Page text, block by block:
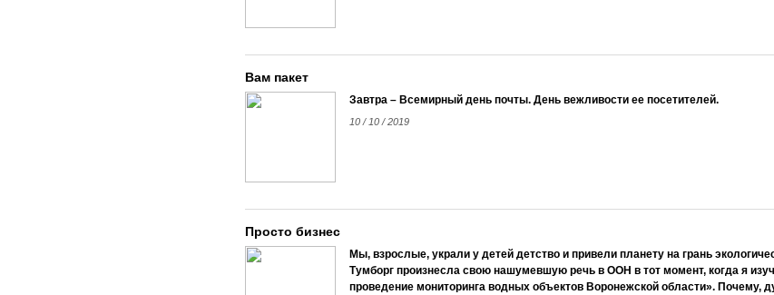
Вам пакет
Завтра – Всемирный день почты. День вежливости ее посетителей.
10 / 10 / 2019
Просто бизнес
Мы, взрослые, украли у детей детство и привели планету на грань
Тумборг произнесла свою нашумевшую речь в ООН в тот момент, когда я
проведение мониторинга водных объектов Воронежской области». Почему,